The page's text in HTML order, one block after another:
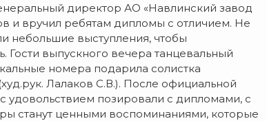
директор АО «Навлинский завод
и вручил ребятам дипломы с отличием. Не
небольшие выступления, чтобы
Гости выпускного вечера танцевальный
номера подарила солистка
Лалаков С.В.). После официальной
удовольствием позировали с дипломами, с
станут ценными воспоминаниями, которые